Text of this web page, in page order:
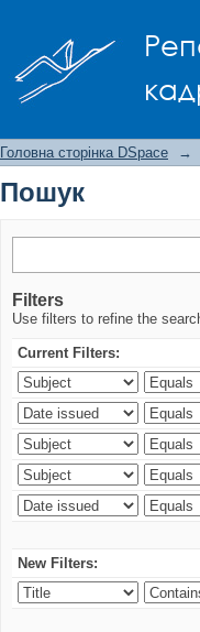
Головна сторінка DSpace →
Пошук
Filters
Use filters to refine the
Current Filters:
New Filters: